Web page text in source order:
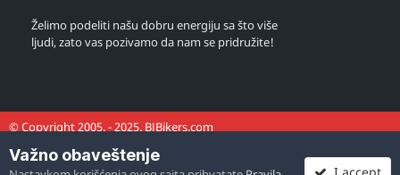
Želimo podeliti našu dobru energiju sa što više
ljudi, zato vas pozivamo da nam se pridružite!
© Copyright 2005. - 2025. BJBikers.com
Važno obaveštenje